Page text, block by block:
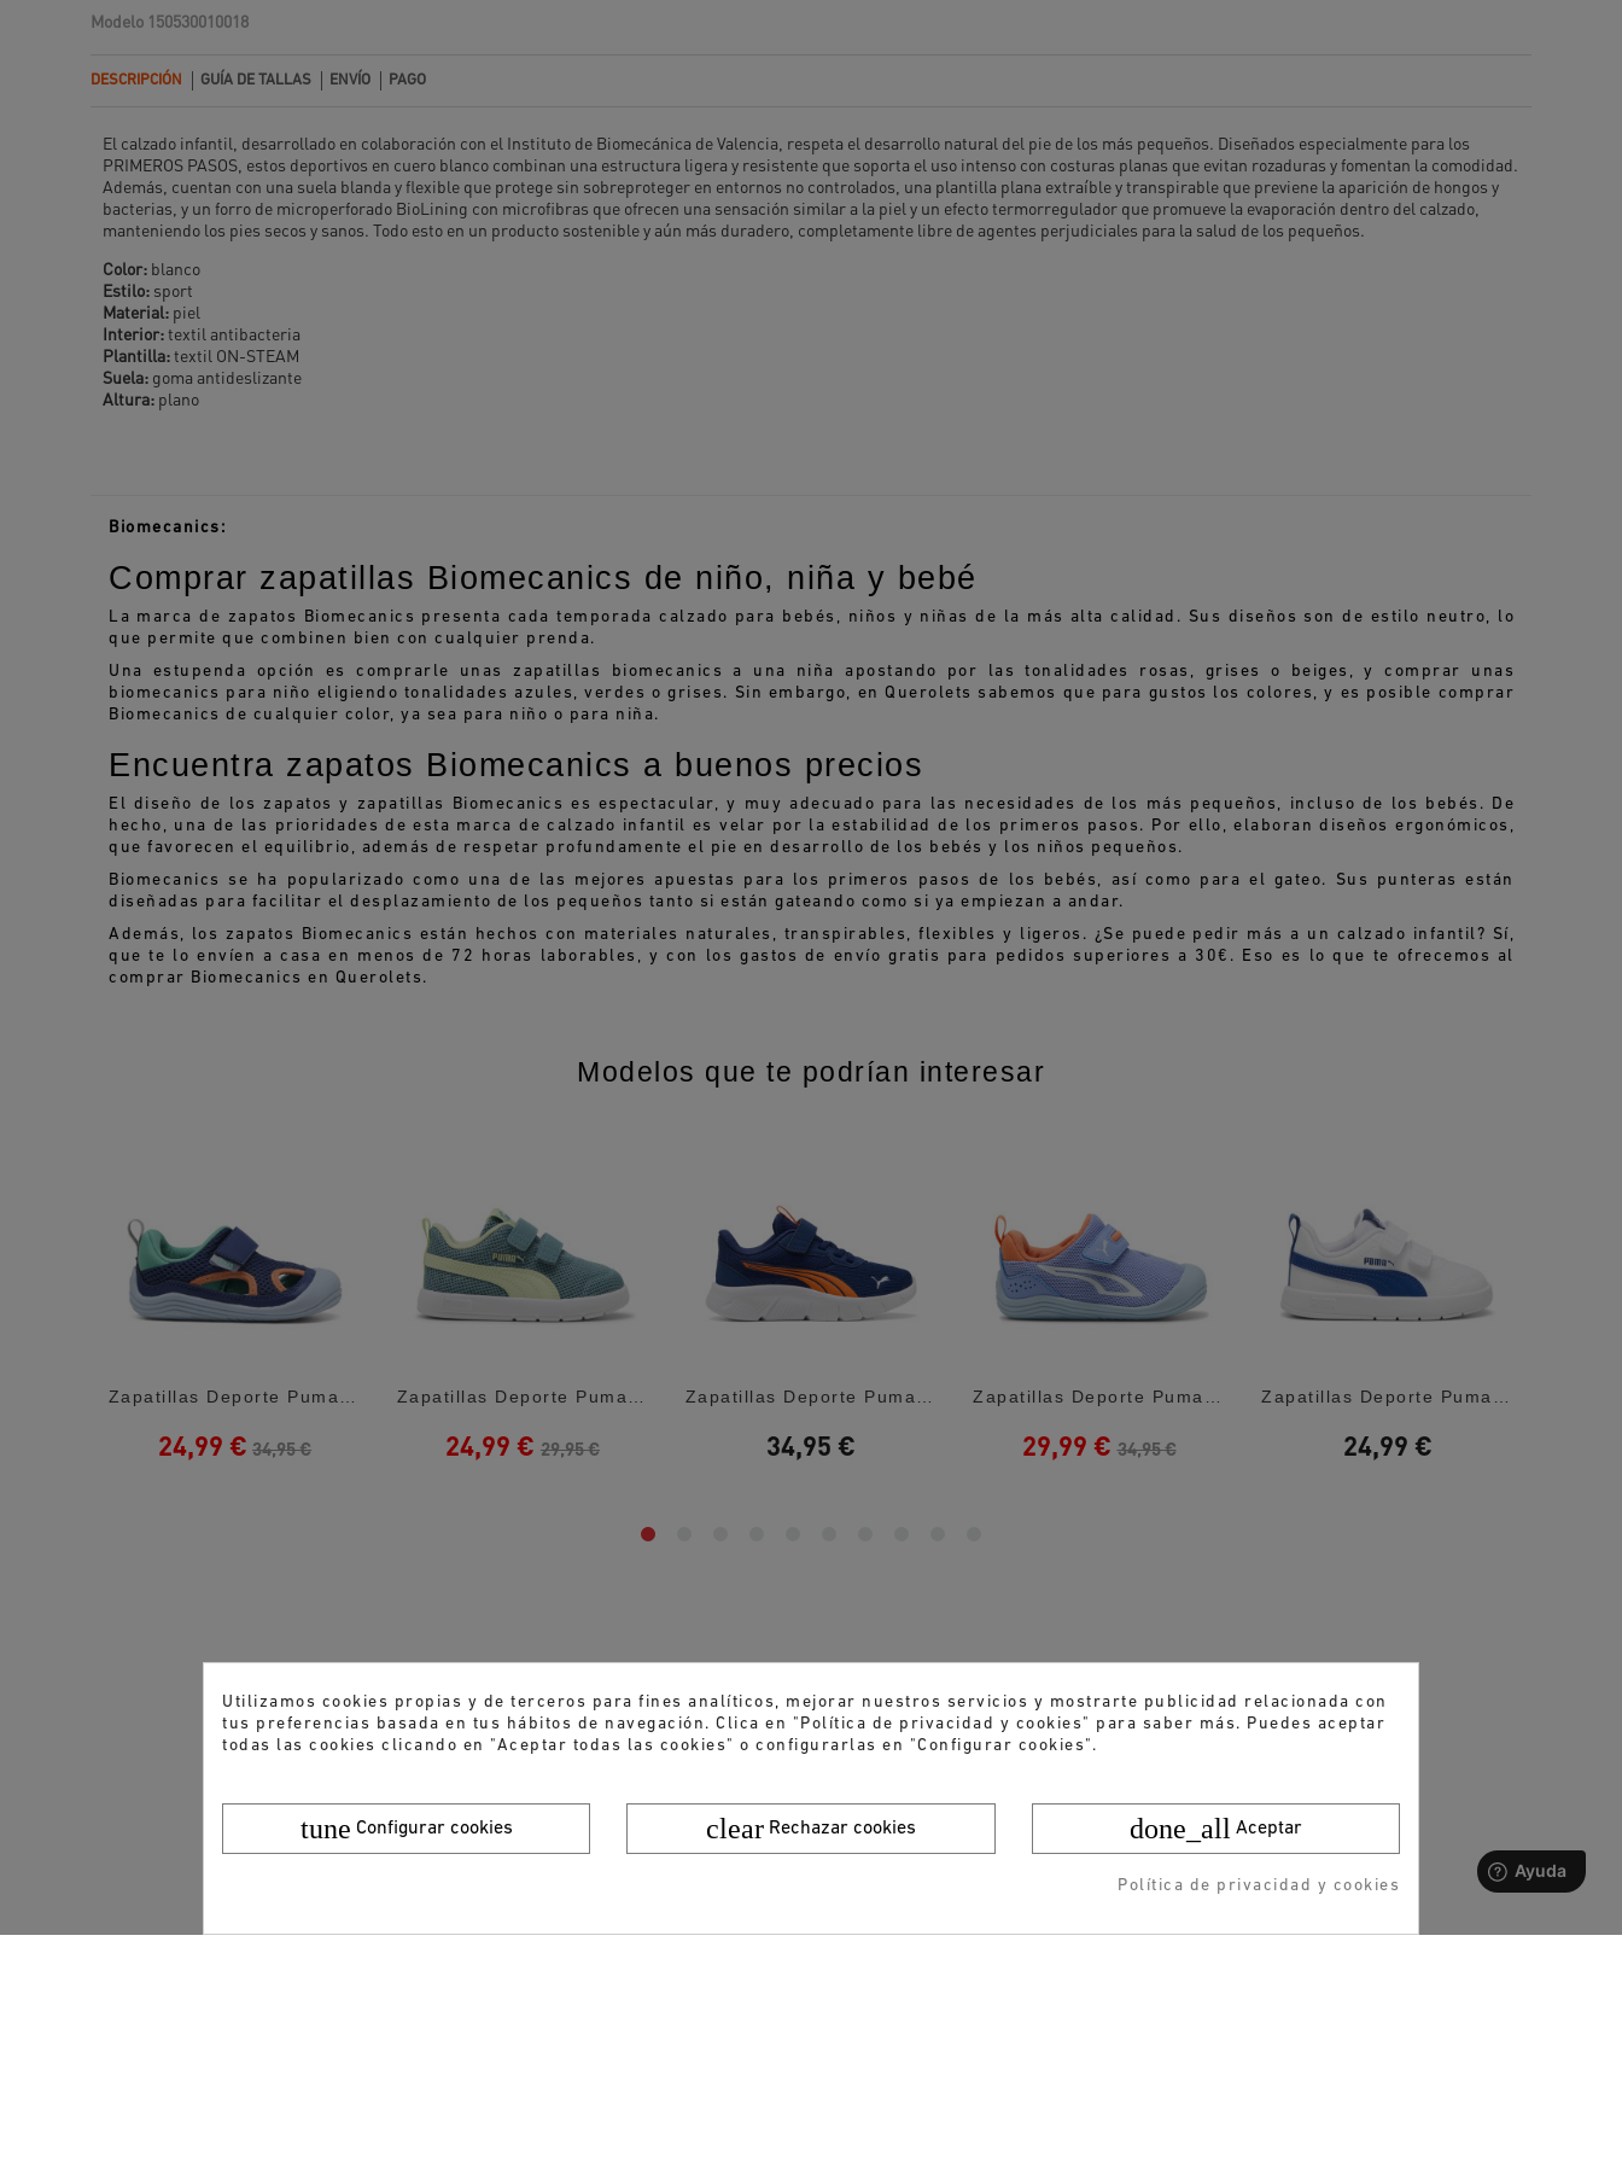
Modelo 150530010018
DESCRIPCIÓN GUÍA DE TALLAS ENVÍO PAGO
El calzado infantil, desarrollado en colaboración con el Instituto de Biomecánica de Valencia, respeta el desarrollo natural del pie de los más pequeños. Diseñados especialmente para los
PRIMEROS PASOS, estos deportivos en cuero blanco combinan una estructura ligera y resistente que soporta el uso intenso con costuras planas que evitan rozaduras y fomentan la comodidad.
Además, cuentan con una suela blanda y flexible que protege sin sobreproteger en entornos no controlados, una plantilla plana extraíble y transpirable que previene la aparición de hongos y
bacterias, y un forro de microperforado BioLining con microfibras que ofrecen una sensación similar a la piel y un efecto termorregulador que promueve la evaporación dentro del calzado,
manteniendo los pies secos y sanos. Todo esto en un producto sostenible y aún más duradero, completamente libre de agentes perjudiciales para la salud de los pequeños.
Color: blanco
Estilo: sport
Material: piel
Interior:textil antibacteria
Plantilla:textil ON-STEAM
Suela: goma antideslizante
Altura: plano
Biomecanics:
Comprar zapatillas Biomecanics de niño, niña y bebé
La marca de zapatos Biomecanics presenta cada temporada calzado para bebés, niños y niñas de la más alta calidad. Sus diseños son de estilo neutro, lo
que permite que combinen bien con cualquier prenda.
Una estupenda opción es comprarle unas zapatillas biomecanics a una niña apostando por las tonalidades rosas, grises o beiges, y comprar unas
biomecanics para niño eligiendo tonalidades azules, verdes o grises. Sin embargo, en Querolets sabemos que para gustos los colores, y es posible comprar
Biomecanics de cualquier color, ya sea para niño o para niña.
Encuentra zapatos Biomecanics a buenos precios
El diseño de los zapatos y zapatillas Biomecanics es espectacular, y muy adecuado para las necesidades de los más pequeños, incluso de los bebés. De
hecho, una de las prioridades de esta marca de calzado infantil es velar por la estabilidad de los primeros pasos. Por ello, elaboran diseños ergonómicos,
que favorecen el equilibrio, además de respetar profundamente el pie en desarrollo de los bebés y los niños pequeños.
Biomecanics se ha popularizado como una de las mejores apuestas para los primeros pasos de los bebés, así como para el gateo. Sus punteras están
diseñadas para facilitar el desplazamiento de los pequeños tanto si están gateando como si ya empiezan a andar.
Además, los zapatos Biomecanics están hechos con materiales naturales, transpirables, flexibles y ligeros. ¿Se puede pedir más a un calzado infantil? Sí,
que te lo envíen a casa en menos de 72 horas laborables, y con los gastos de envío gratis para pedidos superiores a 30€. Eso es lo que te ofrecemos al
comprar Biomecanics en Querolets.
Modelos que te podrían interesar
24,99 € 34,95 € 24,99 € 29,95 € 34,95 € 29,99 € 34,95 € 24,99 €
Utilizamos cookies propias y de terceros para fines analíticos, mejorar nuestros servicios y mostrarte publicidad relacionada con
tus preferencias basada en tus hábitos de navegación. Clica en "Política de privacidad y cookies" para saber más. Puedes aceptar
todas las cookies clicando en "Aceptar todas las cookies" o configurarlas en "Configurar cookies".
done_all Aceptar
clear Rechazar cookies
tune Configurar cookies
Política de privacidad y cookies